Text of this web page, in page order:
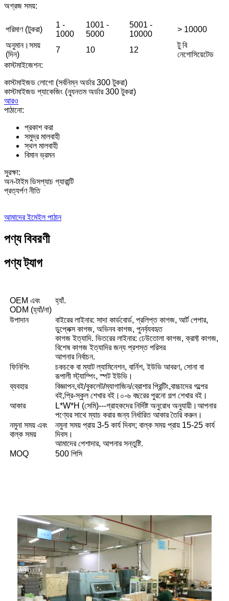
অগ্রজ সময়:
পরিমাণ (টুকরা)
1 -
1000
1001 -
5000
5001 -
10000
> 10000
অনুমান।সময়
(দিন)
7 10 12
টু বি
নেগোসিয়েটেড
কাস্টমাইজেশন:
কাস্টমাইজড লোগো (সর্বনিম্ন অর্ডার 300 টুকরা)
কাস্টমাইজড প্যাকেজিং (ন্যূনতম অর্ডার 300 টুকরা)
আরও
পাঠানো:
প্রকাশ করা
সমুদ্র মালবাহী
স্থল মালবাহী
বিমান ভ্রমন
সুরক্ষা:
অন-টাইম ডিসপ্যাচ গ্যারান্টি
প্রত্যর্পণ নীতি
আমাদের ইমেইল পাঠান
পণ্য বিবরণী
পণ্য ট্যাগ
OEM এবং
ODM (হ্যাঁ/না)
হ্যাঁ.
উপাদান
বাইরের লাইনার: সাদা কার্ডবোর্ড, প্রলিপ্ত কাগজ, আর্ট পেপার,
ডুপ্লেক্স কাগজ, অভিনব কাগজ, পুনর্ব্যবহৃত
কাগজ ইত্যাদি. ভিতরের লাইনার: ঢেউতোলা কাগজ, ক্রাফ্ট কাগজ,
বিশেষ কাগজ ইত্যাদির জন্য প্রশস্ত পরিসর
আপনার নির্বাচন.
ফিনিশিং
চকচকে বা ম্যাট ল্যামিনেশন, বার্নিশ, ইউভি আবরণ, সোনা বা
রূপালী স্ট্যাম্পিং, স্পট ইউভি।
ব্যবহার
বিজ্ঞাপন,বই/বুকলেট/ম্যাগাজিন/ব্রোশার প্রিন্টিং,বাচ্চাদের গল্পের
বই,প্রি-স্কুল শেখার বই।০-৬ বছরের পুরনো গল্প শেখার বই।
আকার
L*W*H (সেমি)---গ্রাহকদের নির্দিষ্ট অনুরোধ অনুযায়ী।আপনার
পণ্যের সাথে ম্যাচ করার জন্য নির্ধারিত আকার তৈরি করুন।
নমুনা সময় এবং
বাল্ক সময়
নমুনা সময় প্রায় 3-5 কার্য দিবস; বাল্ক সময় প্রায় 15-25 কার্য
দিবস।
আমাদের পেশাদার, আপনার সন্তুষ্টি.
MOQ
500 পিসি